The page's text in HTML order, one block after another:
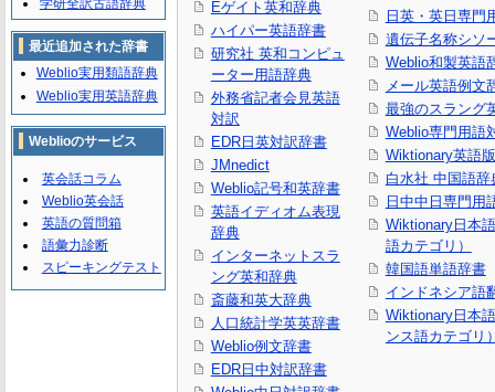
Eゲイト英和辞典
ハイパー英語辞書
研究社 英和コンピュ
ーター用語辞典
外務省記者会見英語
対訳
EDR日英対訳辞書
JMnedict
Weblio記号和英辞書
英語イディオム表現
辞典
インターネットスラ
ング英和辞典
斎藤和英大辞典
人口統計学英英辞書
Weblio例文辞書
EDR日中対訳辞書
日英・英日専門
遺伝子名称シソ
Weblio和製英語
メール英語例文
最強のスラング
Weblio専門用語
Wiktionary英語版
白水社 中国語辞
日中中日専門用
Wiktionary日本
語カテゴリ）
韓国語単語辞書
インドネシア語
Wiktionary日本
ンス語カテゴリ
学研全訳古語辞典
最近追加された辞書
Weblio実用類語辞典
Weblio実用英語辞典
Weblioのサービス
英会話コラム
Weblio英会話
英語の質問箱
語彙力診断
スピーキングテスト